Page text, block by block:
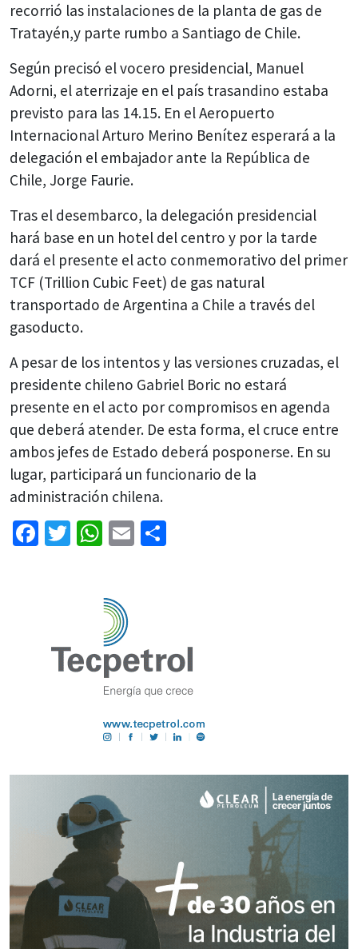
recorrió las instalaciones de la planta de gas de
Tratayén,y parte rumbo a Santiago de Chile.
Según precisó el vocero presidencial, Manuel
Adorni, el aterrizaje en el país trasandino estaba
previsto para las 14.15. En el Aeropuerto
Internacional Arturo Merino Benítez esperará a la
delegación el embajador ante la República de
Chile, Jorge Faurie.
Tras el desembarco, la delegación presidencial
hará base en un hotel del centro y por la tarde
dará el presente el acto conmemorativo del primer
TCF (Trillion Cubic Feet) de gas natural
transportado de Argentina a Chile a través del
gasoducto.
A pesar de los intentos y las versiones cruzadas, el
presidente chileno Gabriel Boric no estará
presente en el acto por compromisos en agenda
que deberá atender. De esta forma, el cruce entre
ambos jefes de Estado deberá posponerse. En su
lugar, participará un funcionario de la
administración chilena.
Facebook
Twitter
WhatsApp
Email